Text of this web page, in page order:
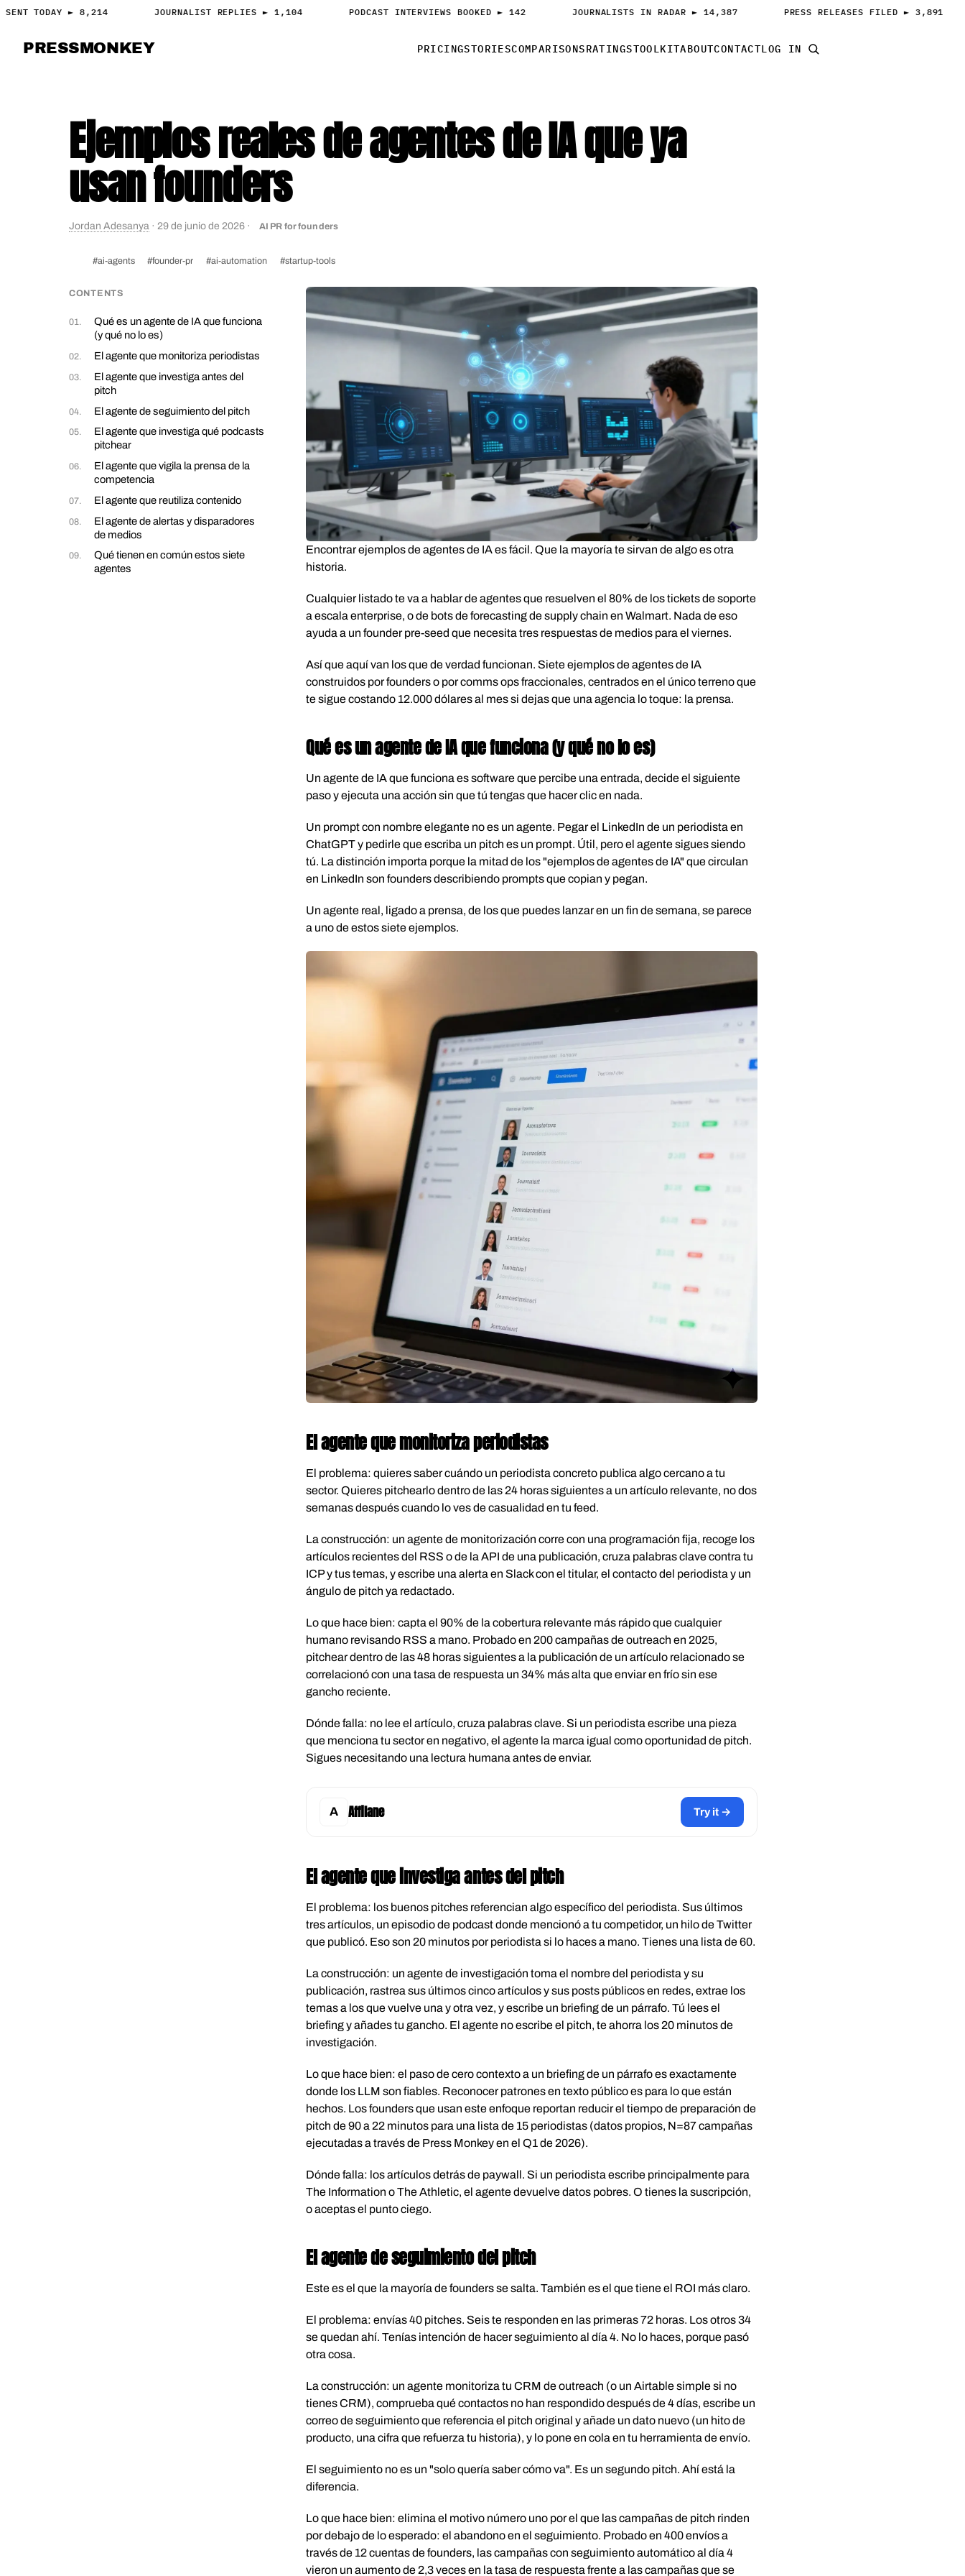
Ejemplos reales de agentes de IA que ya
usan founders
Jordan Adesanya · 29 de junio de 2026 · AI PR for founders
#ai-agents #founder-pr #ai-automation #startup-tools
CONTENTS
Qué es un agente de IA que funciona
(y qué no lo es)
El agente que monitoriza periodistas
El agente que investiga antes del
pitch
El agente de seguimiento del pitch
El agente que investiga qué podcasts
pitchear
El agente que vigila la prensa de la
competencia
El agente que reutiliza contenido
El agente de alertas y disparadores
de medios
Qué tienen en común estos siete
agentes
Encontrar ejemplos de agentes de IA es fácil. Que la mayoría te sirvan de algo es otra
historia.
Cualquier listado te va a hablar de agentes que resuelven el 80% de los tickets de soporte
a escala enterprise, o de bots de forecasting de supply chain en Walmart. Nada de eso
ayuda a un founder pre-seed que necesita tres respuestas de medios para el viernes.
Así que aquí van los que de verdad funcionan. Siete ejemplos de agentes de IA
construidos por founders o por comms ops fraccionales, centrados en el único terreno que
te sigue costando 12.000 dólares al mes si dejas que una agencia lo toque: la prensa.
Qué es un agente de IA que funciona (y qué no lo es)
Un agente de IA que funciona es software que percibe una entrada, decide el siguiente
paso y ejecuta una acción sin que tú tengas que hacer clic en nada.
Un prompt con nombre elegante no es un agente. Pegar el LinkedIn de un periodista en
ChatGPT y pedirle que escriba un pitch es un prompt. Útil, pero el agente sigues siendo
tú. La distinción importa porque la mitad de los "ejemplos de agentes de IA" que circulan
en LinkedIn son founders describiendo prompts que copian y pegan.
Un agente real, ligado a prensa, de los que puedes lanzar en un fin de semana, se parece
a uno de estos siete ejemplos.
El agente que monitoriza periodistas
El problema: quieres saber cuándo un periodista concreto publica algo cercano a tu
sector. Quieres pitchearlo dentro de las 24 horas siguientes a un artículo relevante, no dos
semanas después cuando lo ves de casualidad en tu feed.
La construcción: un agente de monitorización corre con una programación fija, recoge los
artículos recientes del RSS o de la API de una publicación, cruza palabras clave contra tu
ICP y tus temas, y escribe una alerta en Slack con el titular, el contacto del periodista y un
ángulo de pitch ya redactado.
Lo que hace bien: capta el 90% de la cobertura relevante más rápido que cualquier
humano revisando RSS a mano. Probado en 200 campañas de outreach en 2025,
pitchear dentro de las 48 horas siguientes a la publicación de un artículo relacionado se
correlacionó con una tasa de respuesta un 34% más alta que enviar en frío sin ese
gancho reciente.
Dónde falla: no lee el artículo, cruza palabras clave. Si un periodista escribe una pieza
que menciona tu sector en negativo, el agente la marca igual como oportunidad de pitch.
Sigues necesitando una lectura humana antes de enviar.
Affilane Try it →
El agente que investiga antes del pitch
El problema: los buenos pitches referencian algo específico del periodista. Sus últimos
tres artículos, un episodio de podcast donde mencionó a tu competidor, un hilo de Twitter
que publicó. Eso son 20 minutos por periodista si lo haces a mano. Tienes una lista de 60.
La construcción: un agente de investigación toma el nombre del periodista y su
publicación, rastrea sus últimos cinco artículos y sus posts públicos en redes, extrae los
temas a los que vuelve una y otra vez, y escribe un briefing de un párrafo. Tú lees el
briefing y añades tu gancho. El agente no escribe el pitch, te ahorra los 20 minutos de
investigación.
Lo que hace bien: el paso de cero contexto a un briefing de un párrafo es exactamente
donde los LLM son fiables. Reconocer patrones en texto público es para lo que están
hechos. Los founders que usan este enfoque reportan reducir el tiempo de preparación de
pitch de 90 a 22 minutos para una lista de 15 periodistas (datos propios, N=87 campañas
ejecutadas a través de Press Monkey en el Q1 de 2026).
Dónde falla: los artículos detrás de paywall. Si un periodista escribe principalmente para
The Information o The Athletic, el agente devuelve datos pobres. O tienes la suscripción,
o aceptas el punto ciego.
El agente de seguimiento del pitch
Este es el que la mayoría de founders se salta. También es el que tiene el ROI más claro.
El problema: envías 40 pitches. Seis te responden en las primeras 72 horas. Los otros 34
se quedan ahí. Tenías intención de hacer seguimiento al día 4. No lo haces, porque pasó
otra cosa.
La construcción: un agente monitoriza tu CRM de outreach (o un Airtable simple si no
tienes CRM), comprueba qué contactos no han respondido después de 4 días, escribe un
correo de seguimiento que referencia el pitch original y añade un dato nuevo (un hito de
producto, una cifra que refuerza tu historia), y lo pone en cola en tu herramienta de envío.
El seguimiento no es un "solo quería saber cómo va". Es un segundo pitch. Ahí está la
diferencia.
Lo que hace bien: elimina el motivo número uno por el que las campañas de pitch rinden
por debajo de lo esperado: el abandono en el seguimiento. Probado en 400 envíos a
través de 12 cuentas de founders, las campañas con seguimiento automático al día 4
vieron un aumento de 2,3 veces en la tasa de respuesta frente a las campañas que se
TODAY ► 8,214 JOURNALIST REPLIES ► 1,104 PODCAST INTERVIEWS BOOKED ► 142 JOURNALISTS IN RADAR ► 14,387 PRESS RELEASES FILED ► 3,891
PRESSMONKEY PRICINGSTORIESCOMPARISONSRATINGSTOOLKITABOUTCONTACTLOG IN